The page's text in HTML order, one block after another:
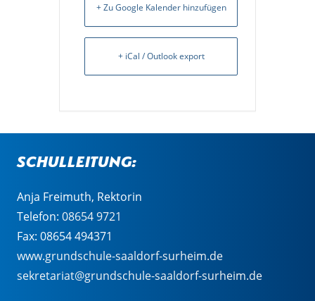
+ Zu Google Kalender hinzufügen
+ iCal / Outlook export
Schulleitung:
Anja Freimuth, Rektorin
Telefon: 08654 9721
Fax: 08654 494371
www.grundschule-saaldorf-surheim.de
sekretariat@grundschule-saaldorf-surheim.de